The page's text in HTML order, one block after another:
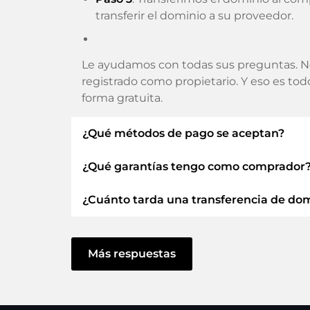
transferir el dominio a su proveedor.
Le ayudamos con todas sus preguntas.
registrado como propietario. Y eso es
forma gratuita.
¿Qué métodos de pago se aceptan?
Utilizamos SEPA como prepago y
¿Qué garantías tengo como
Siempre le garantizamos como
Dominio.
Recuperarás tudinero
¿Cuánto tarda una transferencia de
La transferencia de dominio a un nuevo
actúe sin demora y no haya problemas
Más respuestas